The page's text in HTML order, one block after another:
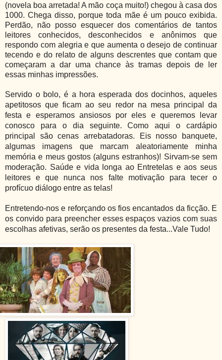
(novela boa arretada! A mão coça muito!) chegou à casa dos
1000. Chega disso, porque toda mãe é um pouco exibida.
Perdão, não posso esquecer dos comentários de tantos
leitores conhecidos, desconhecidos e anônimos que
respondo com alegria e que aumenta o desejo de continuar
tecendo e do relato de alguns descrentes que contam que
começaram a dar uma chance às tramas depois de ler
essas minhas impressões.
Servido o bolo, é a hora esperada dos docinhos, aqueles
apetitosos que ficam ao seu redor na mesa principal da
festa e esperamos ansiosos por eles e queremos levar
conosco para o dia seguinte.
Como aqui o cardápio
principal são cenas arrebatadoras. Eis nosso banquete,
algumas imagens que marcam aleatoriamente minha
memória e meus gostos (alguns estranhos)! Sirvam-se sem
moderação. Saúde e vida longa ao Entretelas e aos seus
leitores e que nunca nos falte motivação para tecer o
profícuo diálogo entre as telas!
Entretendo-nos e reforçando os fios encantados da ficção. E
os convido para preencher esses espaços vazios com suas
escolhas afetivas, serão os presentes da festa...Vale Tudo!